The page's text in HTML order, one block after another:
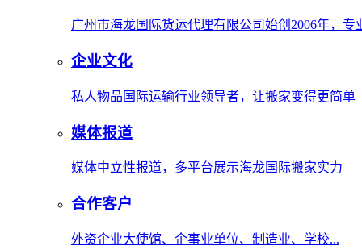
广州市海龙国际货运代理有限公司始创2006年，
企业文化
私人物品国际运输行业领导者，让搬家变得更简单
媒体报道
媒体中立性报道，多平台展示海龙国际搬家实力
合作客户
外资企业大使馆、企事业单位、制造业、学校...